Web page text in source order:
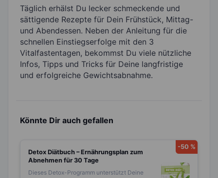
Täglich erhälst Du lecker schmeckende und
sättigende Rezepte für Dein Frühstück, Mittag-
und Abendessen. Neben der Anleitung für die
schnellen Einstiegserfolge mit den 3
Vitalfastentagen, bekommst Du viele nützliche
Infos, Tipps und Tricks für Deine langfristige
und erfolgreiche Gewichtsabnahme.
Könnte Dir auch gefallen
-50 %
Detox Diätbuch – Ernährungsplan zum
Abnehmen für 30 Tage
Dieses Detox-Programm unterstützt Deine